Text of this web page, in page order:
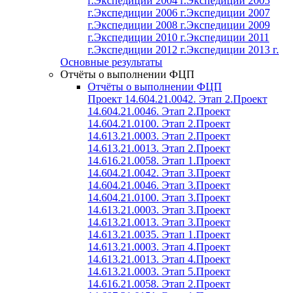
г.Экспедиции 2006 г.Экспедиции 2007
г.Экспедиции 2008 г.Экспедиции 2009
г.Экспедиции 2010 г.Экспедиции 2011
г.Экспедиции 2012 г.Экспедиции 2013 г.
Основные результаты
Отчёты о выполнении ФЦП
Отчёты о выполнении ФЦП
Проект 14.604.21.0042. Этап 2.Проект
14.604.21.0046. Этап 2.Проект
14.604.21.0100. Этап 2.Проект
14.613.21.0003. Этап 2.Проект
14.613.21.0013. Этап 2.Проект
14.616.21.0058. Этап 1.Проект
14.604.21.0042. Этап 3.Проект
14.604.21.0046. Этап 3.Проект
14.604.21.0100. Этап 3.Проект
14.613.21.0003. Этап 3.Проект
14.613.21.0013. Этап 3.Проект
14.613.21.0035. Этап 1.Проект
14.613.21.0003. Этап 4.Проект
14.613.21.0013. Этап 4.Проект
14.613.21.0003. Этап 5.Проект
14.616.21.0058. Этап 2.Проект